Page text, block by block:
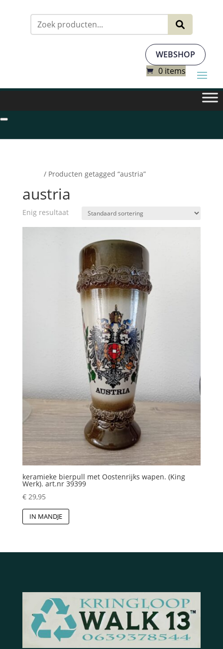
WEBSHOP
0 items
/ Producten getagged “austria”
austria
Enig resultaat
keramieke bierpull met Oostenrijks wapen. (King
Werk). art.nr 39399
€29,95
IN MANDJE